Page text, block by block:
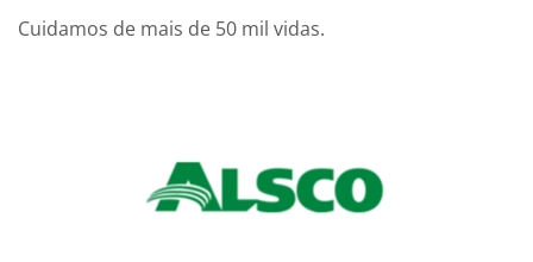
Cuidamos de mais de 50 mil vidas.